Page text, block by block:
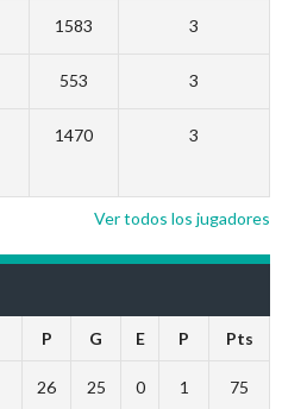
1583 3
553 3
1470 3
Ver todos los jugadores
P G E P Pts
26 25 0 1 75